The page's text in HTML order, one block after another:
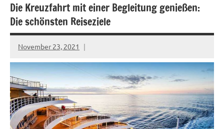
Die Kreuzfahrt mit einer Begleitung genießen:
Die schönsten Reiseziele
November 23, 2021